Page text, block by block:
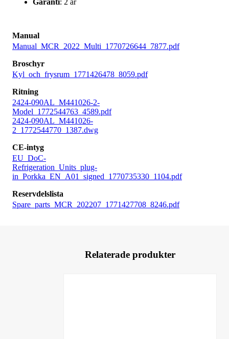
Garanti: 2 år
Manual
Manual_MCR_2022_Multi_1770726644_7877.pdf
Broschyr
Kyl_och_frysrum_1771426478_8059.pdf
Ritning
2424-090AL_M441026-2-
Model_1772544763_4589.pdf
2424-090AL_M441026-
2_1772544770_1387.dwg
CE-intyg
EU_DoC-
Refrigeration_Units_plug-
in_Porkka_EN_A01_signed_1770735330_1104.pdf
Reservdelslista
Spare_parts_MCR_202207_1771427708_8246.pdf
Relaterade produkter